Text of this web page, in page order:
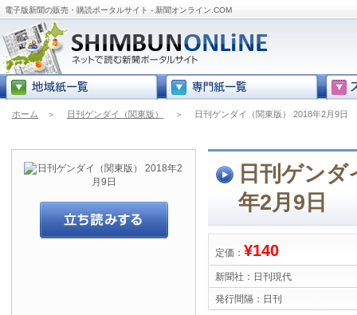
電子版新聞の販売・購読ポータルサイト - 新聞オンライン.COM
ホーム ＞ 日刊ゲンダイ（関東版） ＞ 日刊ゲンダイ（関東版） 2018年2月9日
日刊ゲン
年2月9日
定価： ¥140
新聞社： 日刊現代
発行間隔： 日刊